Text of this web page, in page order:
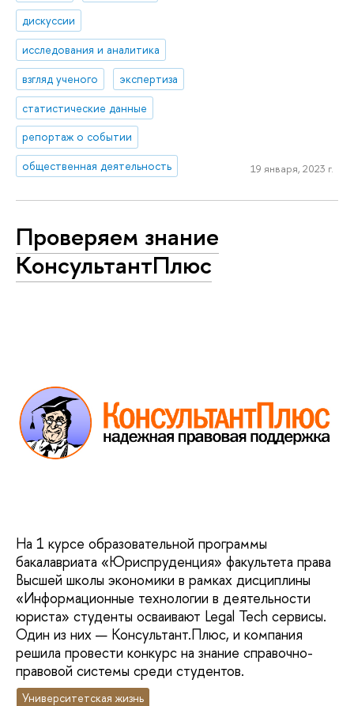
дискуссии
исследования и аналитика
взгляд ученого
экспертиза
статистические данные
репортаж о событии
общественная деятельность
19 января, 2023 г.
Проверяем знание
КонсультантПлюс
На 1 курсе образовательной программы
бакалавриата «Юриспруденция» факультета права
Высшей школы экономики в рамках дисциплины
«Информационные технологии в деятельности
юриста» студенты осваивают Legal Tech сервисы.
Один из них — Консультант.Плюс, и компания
решила провести конкурс на знание справочно-
правовой системы среди студентов.
Университетская жизнь